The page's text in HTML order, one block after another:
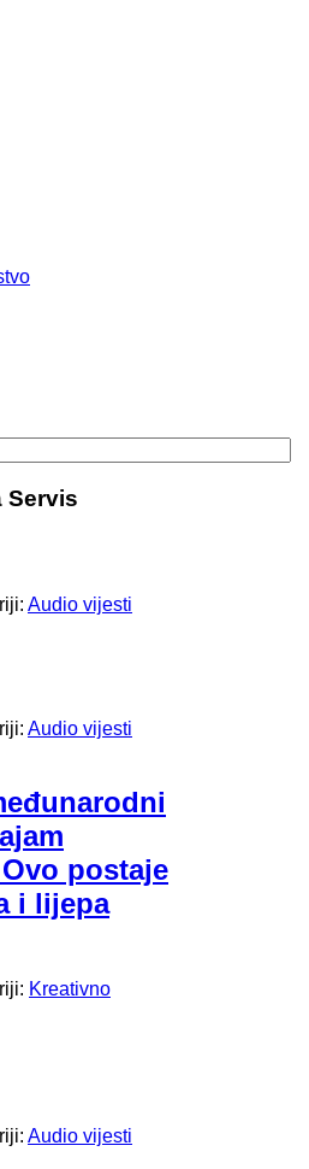
Servis
Audio vijesti
Audio vijesti
postaje
i lijepa
Kreativno
Audio vijesti